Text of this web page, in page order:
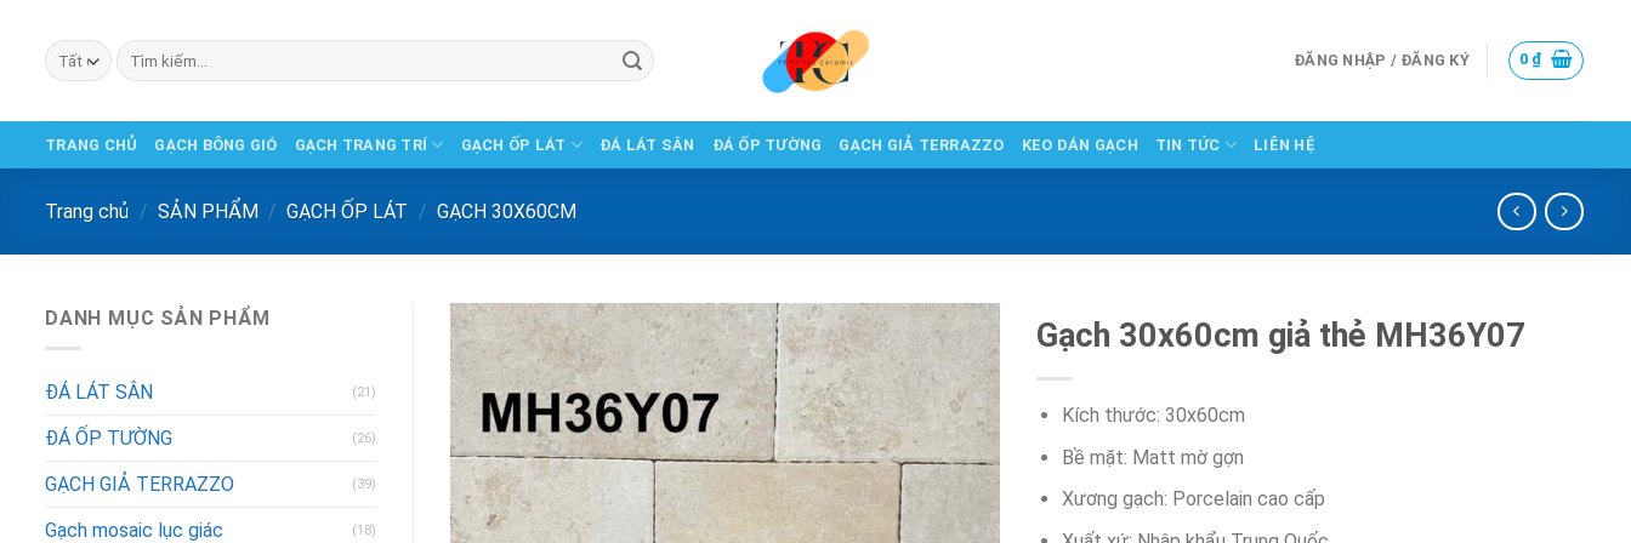
Tìm
kiếm:
ĐĂNG NHẬP / ĐĂNG KÝ 0 ₫
TRANG CHỦ GẠCH BÔNG GIÓ GẠCH TRANG TRÍ GẠCH ỐP LÁT ĐÁ LÁT SÂN ĐÁ ỐP TƯỜNG GẠCH GIẢ TERRAZZO KEO DÁN GẠCH TIN TỨC LIÊN HỆ
Trang chủ / SẢN PHẨM / GẠCH ỐP LÁT / GẠCH 30X60CM
DANH MỤC SẢN PHẨM
ĐÁ LÁT SÂN (21)
ĐÁ ỐP TƯỜNG (26)
GẠCH GIẢ TERRAZZO (39)
Gạch mosaic lục giác (18)
Gạch 30x60cm giả thẻ MH36Y07
Kích thước: 30x60cm
Bề mặt: Matt mờ gợn
Xương gạch: Porcelain cao cấp